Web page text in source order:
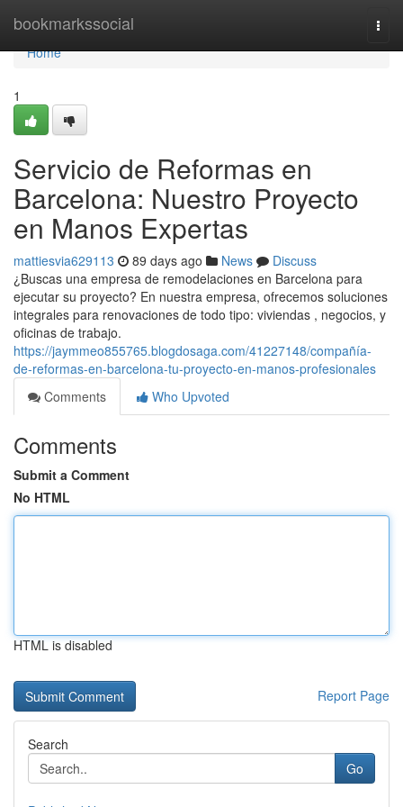
bookmarkssocial
Home
Home
1
Servicio de Reformas en
Barcelona: Nuestro Proyecto
en Manos Expertas
mattiesvia629113 89 days ago News
Discuss
¿Buscas una empresa de remodelaciones en Barcelona para
ejecutar su proyecto? En nuestra empresa, ofrecemos soluciones
integrales para renovaciones de todo tipo: viviendas , negocios, y
oficinas de trabajo.
https://jaymmeo855765.blogdosaga.com/41227148/compañía-
de-reformas-en-barcelona-tu-proyecto-en-manos-profesionales
Comments
Who Upvoted
Comments
Submit a Comment
No HTML
HTML is disabled
Report Page
Search
Go